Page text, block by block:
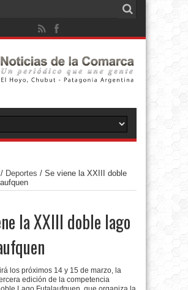
/ Deportes / Se viene la XXIII doble
la XXIII doble lago
los próximos 14 y 15 de marzo, la
edición de la competencia